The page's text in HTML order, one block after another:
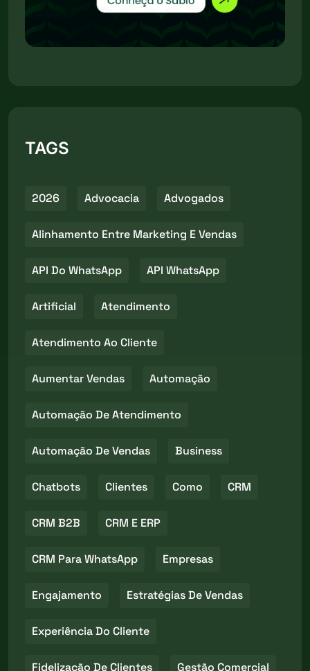
TAGS
2026 Advocacia Advogados
Alinhamento Entre Marketing E Vendas
API Do WhatsApp API WhatsApp
Artificial Atendimento
Atendimento Ao Cliente
Aumentar Vendas Automação
Automação De Atendimento
Automação De Vendas Business
Chatbots Clientes Como CRM
CRM B2B CRM E ERP
CRM Para WhatsApp Empresas
Engajamento Estratégias De Vendas
Experiência Do Cliente
Fidelização De Clientes Gestão Comercial